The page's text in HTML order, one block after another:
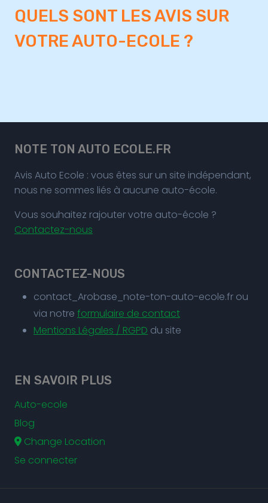
QUELS SONT LES AVIS SUR
VOTRE AUTO-ECOLE ?
NOTE TON AUTO ECOLE.FR
Avis Auto Ecole : vous êtes sur un site indépendant,
nous ne sommes liés à aucune auto-école.
Vous souhaitez rajouter votre auto-école ?
Contactez-nous
CONTACTEZ-NOUS
contact_Arobase_note-ton-auto-ecole.fr ou
via notre formulaire de contact
Mentions Légales / RGPD du site
EN SAVOIR PLUS
Auto-ecole
Blog
Change Location
Se connecter